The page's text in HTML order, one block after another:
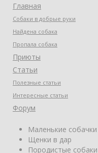
Главная
Собаки в добрые руки
Найдена собака
Пропала собака
Приюты
Статьи
Полезные статьи
Интересные статьи
Форум
Маленькие
Щенки в дар
Породистые